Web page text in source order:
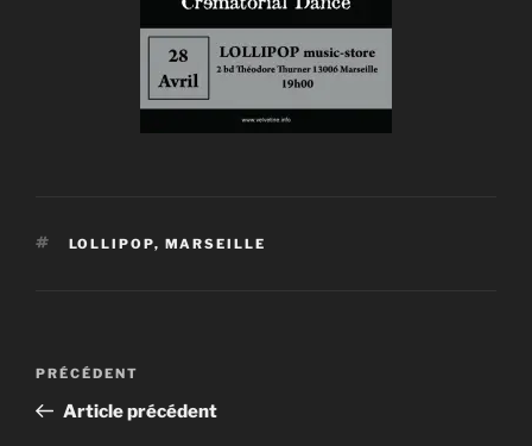
ÉTIQUETTES
LOLLIPOP, MARSEILLE
Navigation
l’article
Article
précédent
PRÉCÉDENT
Article précédent